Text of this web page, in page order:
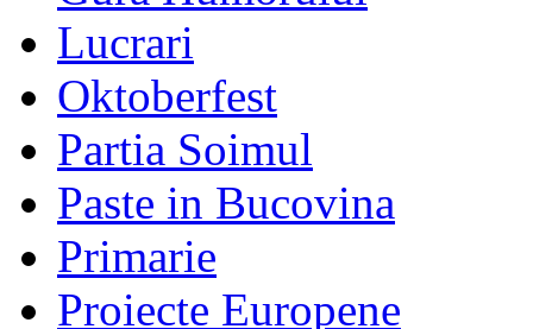
Lucrari
Oktoberfest
Partia Soimul
Paste in Bucovina
Primarie
Proiecte Europene